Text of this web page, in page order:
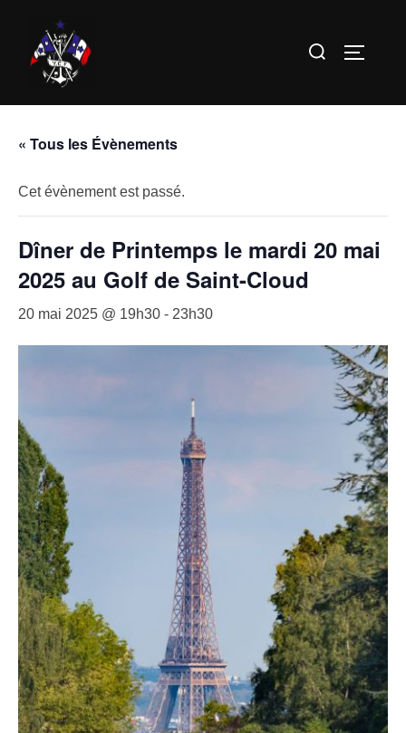
contenu
Rechercher :
« Tous les Évènements
Cet évènement est passé.
Dîner de Printemps le mardi 20 mai
2025 au Golf de Saint-Cloud
20 mai 2025 @ 19h30 - 23h30